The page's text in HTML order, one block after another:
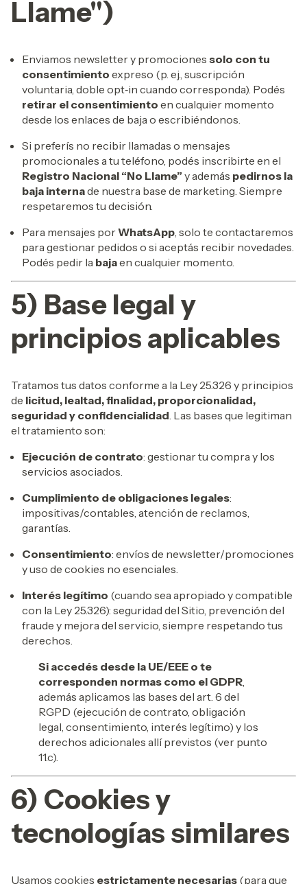
Llame")
Enviamos newsletter y promociones solo con tu
consentimiento expreso (p. ej., suscripción
voluntaria, doble opt‑in cuando corresponda). Podés
retirar el consentimiento en cualquier momento
desde los enlaces de baja o escribiéndonos.
Si preferís no recibir llamadas o mensajes
promocionales a tu teléfono, podés inscribirte en el
Registro Nacional “No Llame” y además pedirnos la
baja internade nuestra base de marketing. Siempre
respetaremos tu decisión.
Para mensajes porWhatsApp , solo te contactaremos
para gestionar pedidos o si aceptás recibir novedades.
Podés pedir la bajaen cualquier momento.
5) Base legal y
principios aplicables
Tratamos tus datos conforme a la Ley 25.326 y principios
de licitud, lealtad, finalidad, proporcionalidad,
seguridad y confidencialidad . Las bases que legitiman
el tratamiento son:
Ejecución de contrato: gestionar tu compra y los
servicios asociados.
Cumplimiento de obligaciones legales:
impositivas/contables, atención de reclamos,
garantías.
Consentimiento: envíos de newsletter/promociones
y uso de cookies no esenciales.
Interés legítimo (cuando sea apropiado y compatible
con la Ley 25.326): seguridad del Sitio, prevención del
fraude y mejora del servicio, siempre respetando tus
derechos.
Si accedés desde la UE/EEE o te
corresponden normas como el GDPR
además aplicamos las bases del art. 6 del
RGPD (ejecución de contrato, obligación
legal, consentimiento, interés legítimo) y los
derechos adicionales allí previstos (ver punto
11.c).
6) Cookies y
tecnologías similares
Usamos cookies estrictamente necesarias (para que